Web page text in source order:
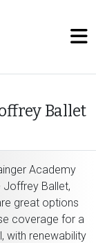
Ballet
Academy
Ballet,
great options
coverage for a
with renewability